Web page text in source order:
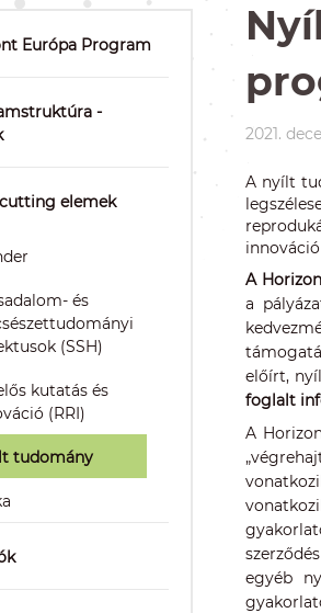
Európa Program
-
elemek
és
(SSH)
kutatás és
(RRI)
tudomány
2021.
A nyílt
A
a
előírt,
foglalt
A
egyéb